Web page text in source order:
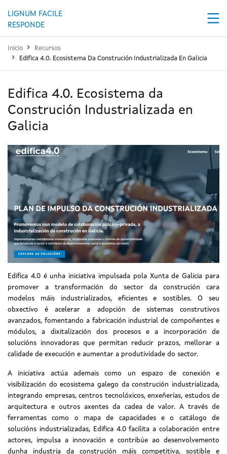
LIGNUM FACILE
RESPONDE
Inicio
Recursos
Edifica 4.0. Ecosistema Da Construción Industrializada En Galicia
Edifica 4.0. Ecosistema da
Construción Industrializada en
Galicia
Edifica 4.0 é unha iniciativa impulsada pola Xunta de Galicia para
promover a transformación do sector da construción cara
modelos máis industrializados, eficientes e sostibles. O seu
obxectivo é acelerar a adopción de sistemas construtivos
avanzados, fomentando a fabricación industrial de compoñentes e
módulos, a dixitalización dos procesos e a incorporación de
solucións innovadoras que permitan reducir prazos, mellorar a
calidade de execución e aumentar a produtividade do sector.
A iniciativa actúa ademais como un espazo de conexión e
visibilización do ecosistema galego da construción industrializada,
integrando empresas, centros tecnolóxicos, enxeñerías, estudos de
arquitectura e outros axentes da cadea de valor. A través de
ferramentas como o mapa de capacidades e o catálogo de
solucións industrializadas, Edifica 4.0 facilita a colaboración entre
actores, impulsa a innovación e contribúe ao desenvolvemento
dunha industria da construción máis competitiva, sostible e